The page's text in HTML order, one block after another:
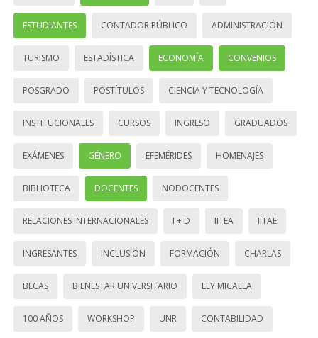
ESTUDIANTES CONTADOR PÚBLICO ADMINISTRACIÓN
TURISMO ESTADÍSTICA ECONOMÍA CONVENIOS
POSGRADO POSTÍTULOS CIENCIA Y TECNOLOGÍA
INSTITUCIONALES CURSOS INGRESO GRADUADOS
EXÁMENES GÉNERO EFEMÉRIDES HOMENAJES
BIBLIOTECA DOCENTES NODOCENTES
RELACIONES INTERNACIONALES I + D IITEA IITAE
INGRESANTES INCLUSIÓN FORMACIÓN CHARLAS
BECAS BIENESTAR UNIVERSITARIO LEY MICAELA
100 AÑOS WORKSHOP UNR CONTABILIDAD